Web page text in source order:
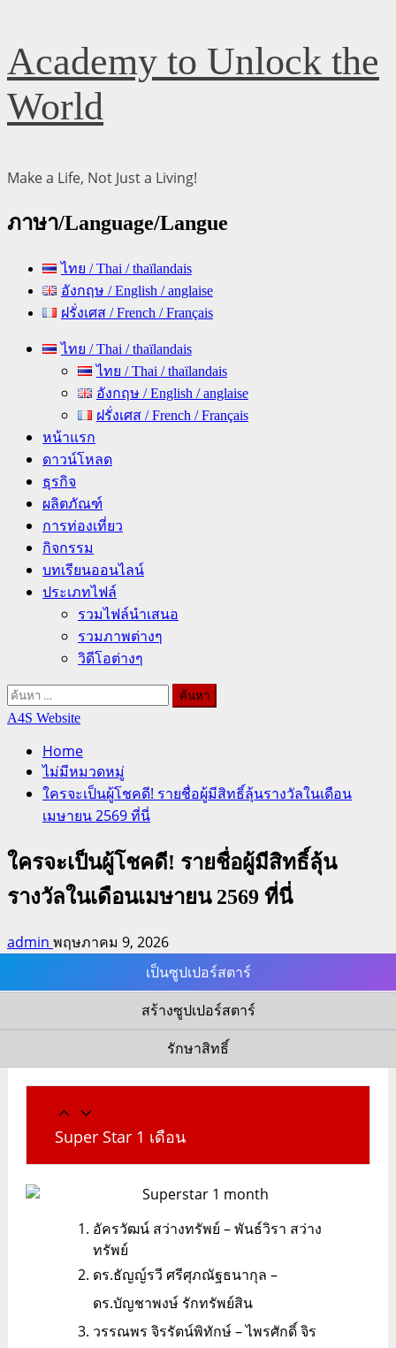
Skip
to
content
Academy to Unlock the
World
Make a Life, Not Just a Living!
ภาษา/Language/Langue
ไทย / Thai / thaïlandais
อังกฤษ / English / anglaise
ฝรั่งเศส / French / Français
Primary ไทย / Thai / thaïlandais
ไทย / Thai / thaïlandais
อังกฤษ / English / anglaise
ฝรั่งเศส / French / Français
หน้าแรก
ดาวน์โหลด
ธุรกิจ
ผลิตภัณฑ์
การท่องเที่ยว
กิจกรรม
บทเรียนออนไลน์
ประเภทไฟล์
รวมไฟล์นำเสนอ
รวมภาพต่างๆ
วิดีโอต่างๆ
ค้นหา
สำหรับ:
A4S Website
Home
ไม่มีหมวดหมู่
ใครจะเป็นผู้โชคดี! รายชื่อผู้มีสิทธิ์ลุ้นรางวัลในเดือน
เมษายน 2569 ที่นี่
ใครจะเป็นผู้โชคดี! รายชื่อผู้มีสิทธิ์ลุ้น
รางวัลในเดือนเมษายน 2569 ที่นี่
admin พฤษภาคม 9, 2026
เป็นซูปเปอร์สตาร์
สร้างซูปเปอร์สตาร์
รักษาสิทธิ์
Super Star 1 เดือน
อัครวัฒน์ สว่างทรัพย์ – พันธ์วิรา สว่าง
ทรัพย์
ดร.ธัญญ์รวี ศรีศุภณัฐธนากุล –
ดร.บัญชาพงษ์ รักทรัพย์สิน
วรรณพร จิรรัตน์พิทักษ์ – ไพรศักดิ์ จิร